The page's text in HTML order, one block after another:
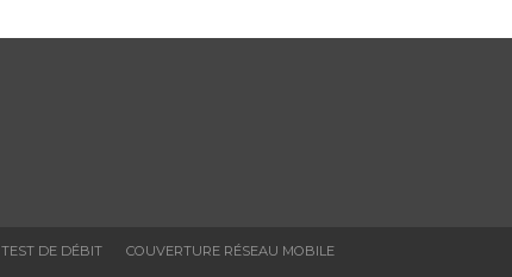
TEST DE DÉBIT
COUVERTURE RÉSEAU MOBILE